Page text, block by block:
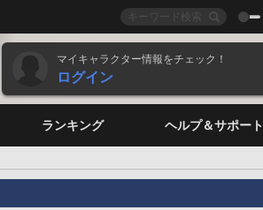
マイキャラクター情報をチェック！
ログイン
ランキング ヘルプ＆サポート